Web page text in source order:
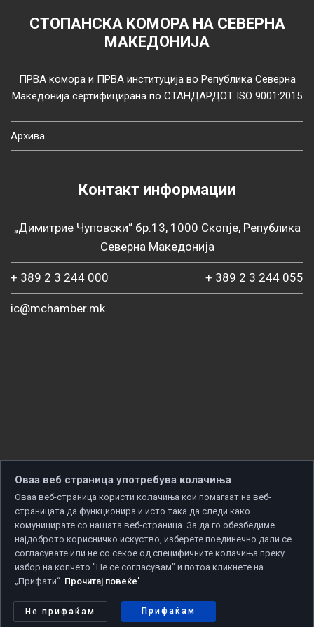
СТОПАНСКА КОМОРА НА СЕВЕРНА
МАКЕДОНИЈА
ПРВА комора и ПРВА институција во Република Северна
Македонија сертифицирана по СТАНДАРДОТ ISO 9001:2015
Архива
Контакт информации
„Димитрие Чуповски“ бр.13, 1000 Скопје, Република
Северна Македонија
+ 389 2 3 244 000 + 389 2 3 244 055
ic@mchamber.mk
Copyright © 2026 Developed by
Политика за приватност | Политика за колачиња
Оваа веб страница употребува колачиња
Оваа веб-страница користи колачиња кои помагаат на веб-
страницата да функционира и исто така да следи како
комуницирате со нашата веб-страница. За да го обезбедиме
најдоброто корисничко искуство, изберете поединечно дали се
согласувате или не со секое од специфичните колачиња преку
избор на копчето "Не се согласувам" и потоа кликнете на
„Прифати“. Прочитај повеќе'.
Не прифаќам Прифаќам